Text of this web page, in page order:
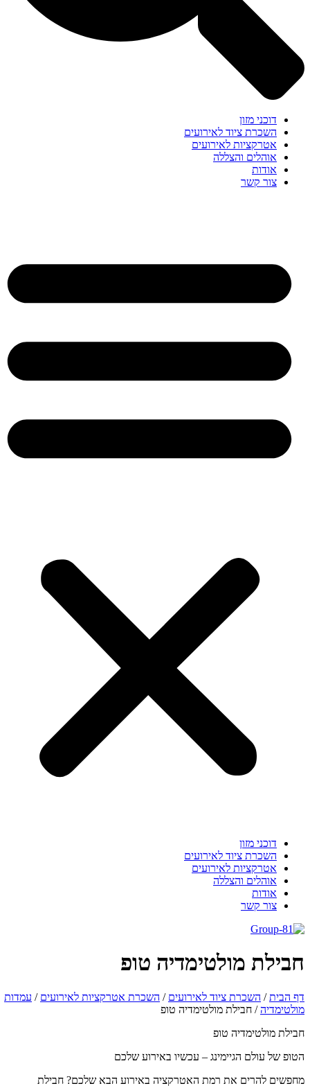
דוכני מזון
השכרת ציוד לאירועים
אטרקציות לאירועים
אוהלים והצללה
אודות
צור קשר
דוכני מזון
השכרת ציוד לאירועים
אטרקציות לאירועים
אוהלים והצללה
אודות
צור קשר
מולטימדיה טופ
הבית/השכרת ציוד לאירועים/השכרת אטרקציות לאירועים/עמדות
/חבילת מולטימדיה טופ
מולטימדיה טופ
של עולם הגיימינג – עכשיו באירוע שלכם
להרים את רמת האטרקציה באירוע הבא שלכם? חבילת